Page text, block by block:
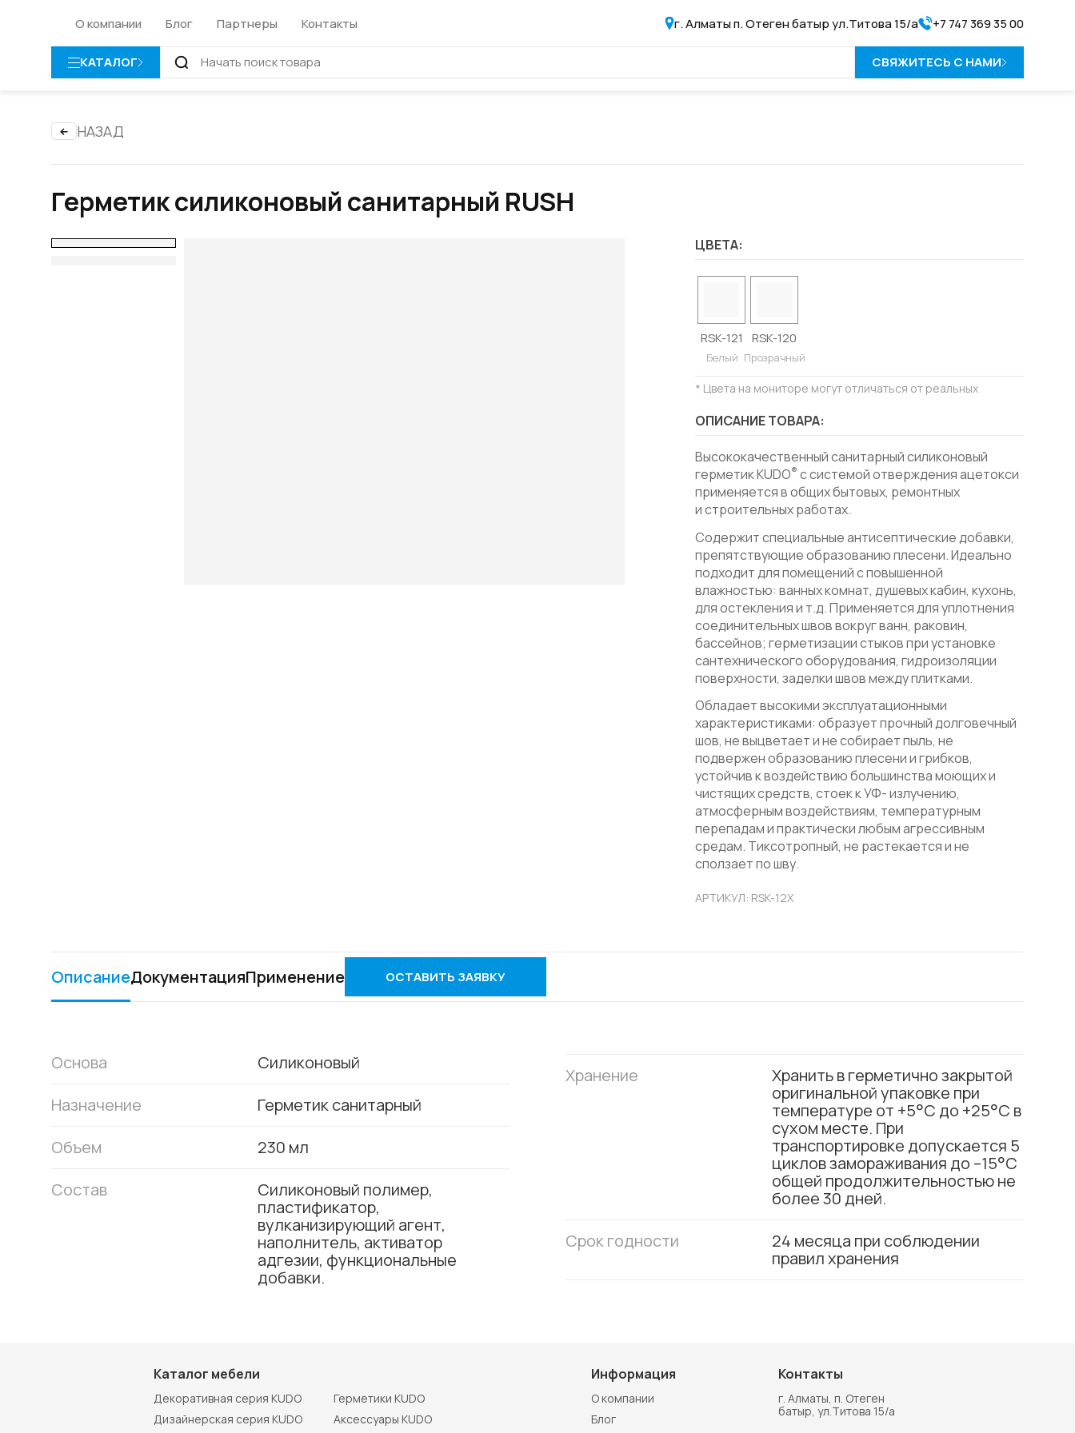
О компании Блог Партнеры Контакты г. Алматы п. Отеген батыр ул.Титова 15/а +7 747 369 35 00
КАТАЛОГ СВЯЖИТЕСЬ С НАМИ
НАЗАД
Герметик силиконовый санитарный RUSH
ЦВЕТА:
RSK-121
Белый
RSK-120
Прозрачный
* Цвета на мониторе могут отличаться от реальных
ОПИСАНИЕ ТОВАРА:
Высококачественный санитарный силиконовый
герметик KUDO® с системой отверждения ацетокси
применяется в общих бытовых, ремонтных
и строительных работах.
Cодержит специальные антисептические добавки,
препятствующие образованию плесени. Идеально
подходит для помещений с повышенной
влажностью: ванных комнат, душевых кабин, кухонь,
для остекления и т.д. Применяется для уплотнения
соединительных швов вокруг ванн, раковин,
бассейнов; герметизации стыков при установке
сантехнического оборудования, гидроизоляции
поверхности, заделки швов между плитками.
Обладает высокими эксплуатационными
характеристиками: образует прочный долговечный
шов, не выцветает и не собирает пыль, не
подвержен образованию плесени и грибков,
устойчив к воздействию большинства моющих и
чистящих средств, стоек к УФ- излучению,
атмосферным воздействиям, температурным
перепадам и практически любым агрессивным
средам. Тиксотропный, не растекается и не
сползает по шву.
АРТИКУЛ: RSK-12X
ОписаниеДокументацияПрименение ОСТАВИТЬ ЗАЯВКУ
Основа
Силиконовый
Назначение
Герметик санитарный
Объем
230 мл
Состав
Силиконовый полимер,
пластификатор,
вулканизирующий агент,
наполнитель, активатор
адгезии, функциональные
добавки.
Хранение
Хранить в герметично закрытой
оригинальной упаковке при
температуре от +5°C до +25°C в
сухом месте. При
транспортировке допускается 5
циклов замораживания до –15°C
общей продолжительностью не
более 30 дней.
Срок годности
24 месяца при соблюдении
правил хранения
Каталог мебели
Декоративная серия KUDO
Дизайнерская серия KUDO
Герметики KUDO
Аксессуары KUDO
Информация
О компании
Блог
Контакты
г. Алматы, п. Отеген
батыр, ул.Титова 15/а